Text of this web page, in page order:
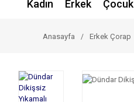
Kadın Erkek Çocuk
Anasayfa Erkek Çorap